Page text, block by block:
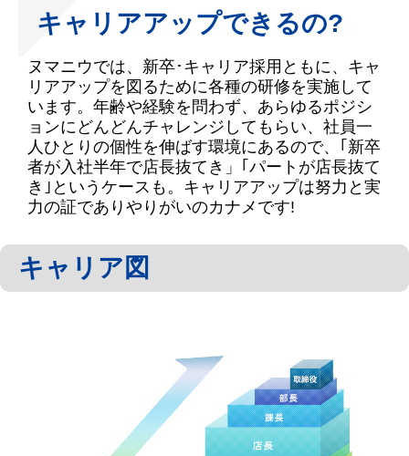
キャリアアップできるの?
ヌマニウでは、新卒･キャリア採用ともに、キャ
リアアップを図るために各種の研修を実施して
います。年齢や経験を問わず、あらゆるポジシ
ョンにどんどんチャレンジしてもらい、社員一
人ひとりの個性を伸ばす環境にあるので、｢新卒
者が入社半年で店長抜てき」｢パートが店長抜て
き｣というケースも。キャリアアップは努力と実
力の証でありやりがいのカナメです!
キャリア図